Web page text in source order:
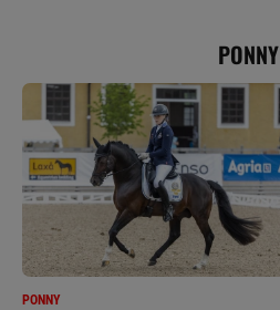
PONNY
PONNY